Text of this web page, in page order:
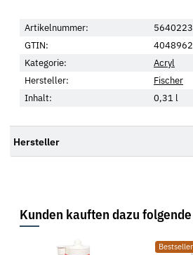
Artikelnummer:
5640223
GTIN:
Kategorie:
Acryl
Hersteller:
Fischer
Inhalt:
0,31 l
Hersteller
Kunden kauften dazu
Bestseller